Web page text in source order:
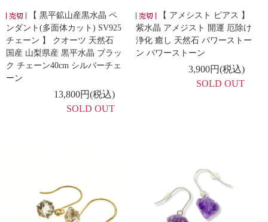
【 黒平鉱山産黒水晶 ペ
ンダント(多面体カット) SV925
チェーン 】 クオーツ 天然石
国産 山梨県産 黒平水晶 ブラッ
ク チェーン40cm シルバーチェ
ーン
13,800円(税込)
SOLD OUT
【 アメシスト ピアス 】
紫水晶 アメジスト 開運 厄除け
浄化 癒し 天然石 パワーストー
ン パワーストーン
3,900円(税込)
SOLD OUT